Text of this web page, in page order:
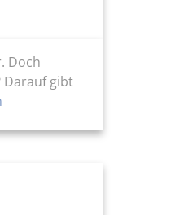
Doch
Darauf gibt